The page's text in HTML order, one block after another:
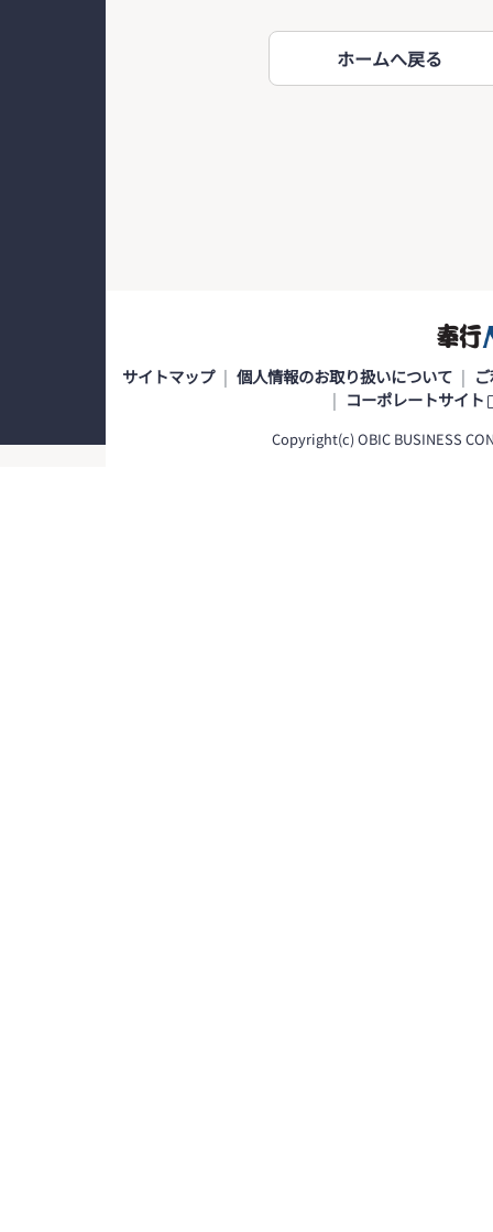
ホームへ戻る
サイトマップ 個人情報のお取り扱いについて
コーポレートサイト
Copyright(c) OBIC BUSINESS